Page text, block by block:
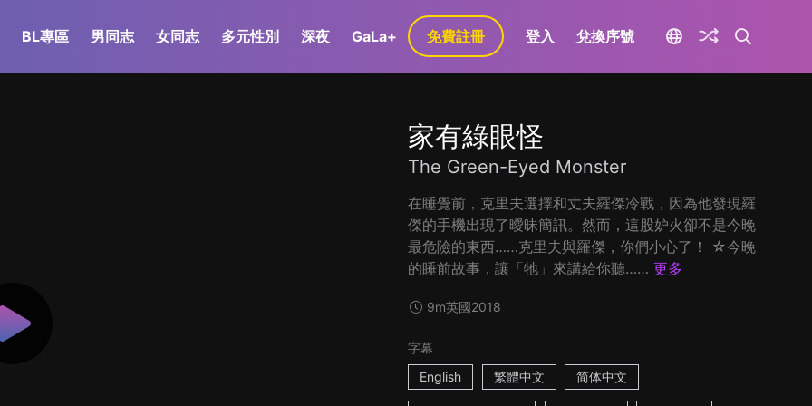
BL專區 男同志 女同志 多元性別 深夜 GaLa+ 免費註冊 登入 兌換序號
家有綠眼怪
The Green-Eyed Monster
在睡覺前，克里夫選擇和丈夫羅傑冷戰，因為他發現羅
傑的手機出現了曖昧簡訊。然而，這股妒火卻不是今晚
最危險的東西……克里夫與羅傑，你們小心了！ ☆今晚
的睡前故事，讓「牠」來講給你聽…… 更多
9m英國2018
字幕
English
繁體中文 简体中文